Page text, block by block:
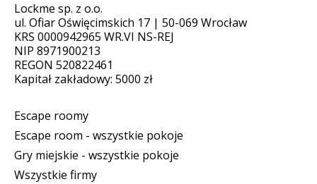
Lockme sp. z o.o.
ul. Ofiar Oświęcimskich 17 | 50-069 Wrocław
KRS 0000942965 WR.VI NS-REJ
NIP 8971900213
REGON 520822461
Kapitał zakładowy: 5000 zł
Escape roomy
Escape room - wszystkie pokoje
Gry miejskie - wszystkie pokoje
Wszystkie firmy